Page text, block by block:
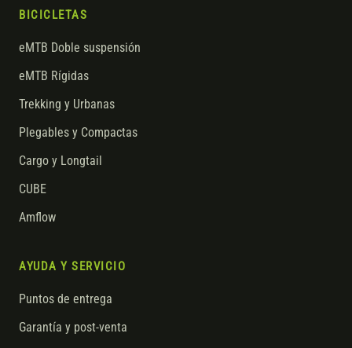
BICICLETAS
eMTB Doble suspensión
eMTB Rígidas
Trekking y Urbanas
Plegables y Compactas
Cargo y Longtail
CUBE
Amflow
AYUDA Y SERVICIO
Puntos de entrega
Garantía y post-venta